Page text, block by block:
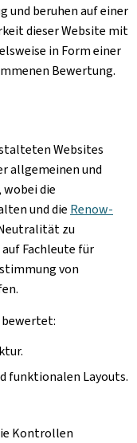
und beruhen auf einer
dieser Website mit
in Form einer
Bewertung.
Websites
allgemeinen und
die
und die Renow-
zu
Fachleute für
von
bewertet:
funktionalen Layouts.
Kontrollen